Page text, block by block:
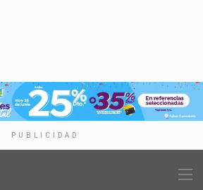
PUBLICIDAD